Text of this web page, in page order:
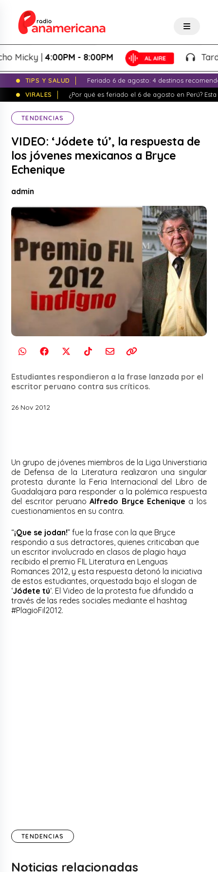
|4:00PM - 8:00PM Tardeo
TIPS Y SALUD
Feriado 6 de agosto: 4 destinos
VIRALES
¿Por qué es feriado el 6 de agosto en Perú?
TENDENCIAS
VIDEO: ‘Jódete tú’, la respuesta de
los jóvenes mexicanos a Bryce
Echenique
admin
Estudiantes respondieron a la frase lanzada por el
escritor peruano contra sus críticos.
26 Nov 2012
Un grupo de jóvenes miembros de la Liga Universtiaria
de Defensa de la Literatura realizaron una singular
protesta durante la Feria Internacional del Libro de
Guadalajara para responder a la polémica respuesta
del escritor peruanoAlfredo Bryce Echenique a los
cuestionamientos en su contra.
“¡Que se jodan!” fue la frase con la que Bryce
respondio a sus detractores, quienes criticaban que
un escritor involucrado en clasos de plagio haya
recibido el premio FIL Literatura en Lenguas
Romances 2012, y esta respuesta detonó la iniciativa
de estos estudiantes, orquestada bajo el slogan de
‘Jódete tú‘. El Video de la protesta fue difundido a
través de las redes sociales mediante el hashtag
#PlagioFil2012.
TENDENCIAS
Noticias relacionadas